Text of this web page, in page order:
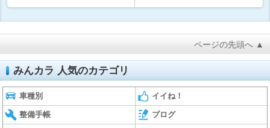
ページの先頭へ ▲
みんカラ 人気のカテゴリ
車種別 イイね！
整備手帳 ブログ